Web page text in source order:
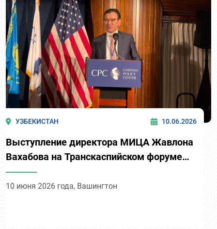
УЗБЕКИСТАН 10.06.2026
Выступление директора МИЦА Жавлона
Вахабова на Транскаспийском форуме
2026
10 июня 2026 года, Вашингтон